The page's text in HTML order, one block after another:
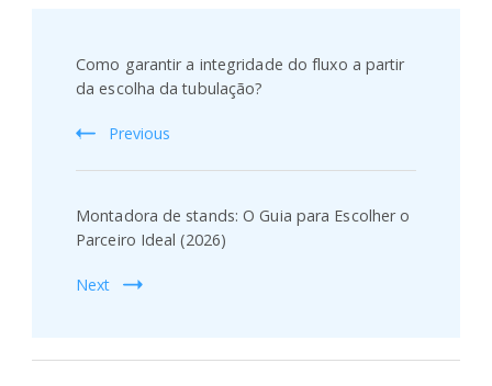
Navigation
Como garantir a integridade do fluxo a partir
da escolha da tubulação?
Previous
Montadora de stands: O Guia para Escolher o
Parceiro Ideal (2026)
Next